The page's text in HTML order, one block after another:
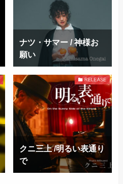
ナツ・サマー / 神様お
願い
RELEASE
クニ三上 /明るい表通り
で